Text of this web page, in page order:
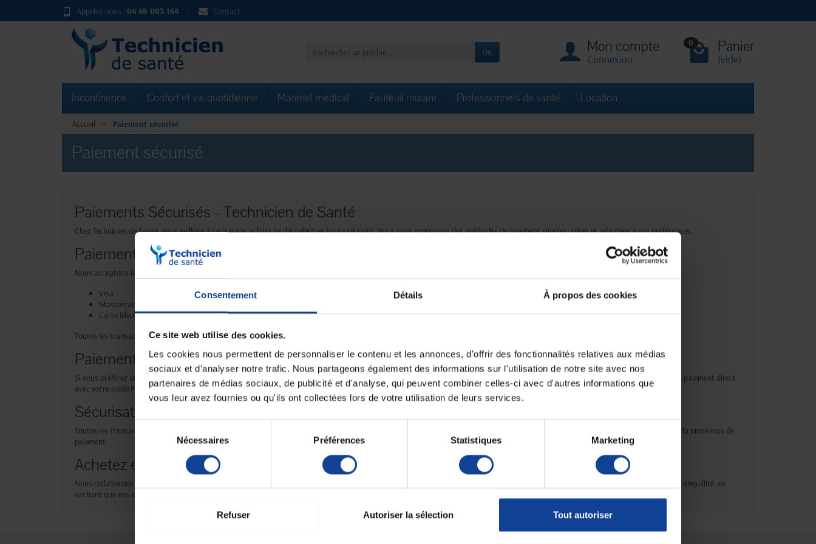
Consentement Détails À propos des cookies
Ce site web utilise des cookies.
Les cookies nous permettent de personnaliser le contenu et les annonces, d'offrir des fonctionnalités relatives aux médias
sociaux et d'analyser notre trafic. Nous partageons également des informations sur l'utilisation de notre site avec nos
partenaires de médias sociaux, de publicité et d'analyse, qui peuvent combiner celles-ci avec d'autres informations que
vous leur avez fournies ou qu'ils ont collectées lors de votre utilisation de leurs services.
consentement
Nécessaires Préférences Statistiques Marketing
Refuser Autoriser la sélection Tout autoriser
Appelez-nous : 04 68 083 164 Contact
OK Mon compte
Connexion
0 Panier
(vide)
Incontinence Confort et vie quotidienne Matériel médical Fauteuil roulant Professionnels de santé Location
Accueil Paiement sécurisé
Paiement sécurisé
Paiements Sécurisés - Technicien de Santé
Chez Technicien de Santé, nous veillons à ce que vos achats se déroulent en toute sécurité. Nous vous proposons des méthodes de paiement simples, sûres et adaptées à vos préférences.
Paiement par carte bancaire
Nous acceptons les paiements par carte bancaire via une plateforme de paiement sécurisée. Vous pouvez régler vos achats avec les principales cartes :
Visa
Mastercard
Carte Bleue
Toutes les transactions sont protégées par le protocole de sécurité 3D Secure, garantissant la confidentialité de vos informations bancaires.
Paiement via PayPal
Si vous préférez utiliser PayPal, cette option est également disponible. Vous pouvez payer rapidement et en toute sécurité sans partager vos informations bancaires. PayPal permet un paiement direct
avec votre solde PayPal ou via votre carte bancaire enregistrée.
Sécurisation des transactions
Toutes les transactions sont entièrement cryptées grâce à un certificat SSL. Cela garantit que vos données personnelles et bancaires restent confidentielles et protégées tout au long du processus de
paiement.
Achetez en toute confiance
Nous collaborons avec des partenaires de paiement de confiance pour vous assurer une expérience d'achat sereine et sécurisée. Vous pouvez ainsi finaliser vos commandes en toute tranquillité, en
sachant que vos informations sont protégées.